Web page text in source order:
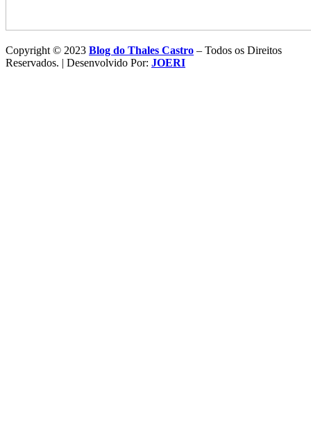
Copyright © 2023 Blog do Thales Castro – Todos os Direitos
Reservados. | Desenvolvido Por: JOERI